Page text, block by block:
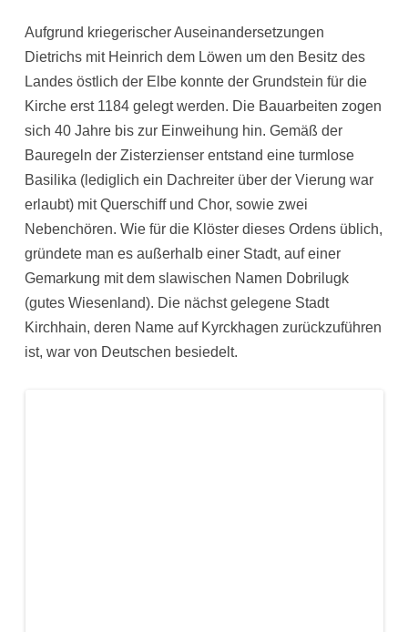
Aufgrund kriegerischer Auseinandersetzungen
Dietrichs mit Heinrich dem Löwen um den Besitz des
Landes östlich der Elbe konnte der Grundstein für die
Kirche erst 1184 gelegt werden. Die Bauarbeiten zogen
sich 40 Jahre bis zur Einweihung hin. Gemäß der
Bauregeln der Zisterzienser entstand eine turmlose
Basilika (lediglich ein Dachreiter über der Vierung war
erlaubt) mit Querschiff und Chor, sowie zwei
Nebenchören. Wie für die Klöster dieses Ordens üblich,
gründete man es außerhalb einer Stadt, auf einer
Gemarkung mit dem slawischen Namen Dobrilugk
(gutes Wiesenland). Die nächst gelegene Stadt
Kirchhain, deren Name auf Kyrckhagen zurückzuführen
ist, war von Deutschen besiedelt.